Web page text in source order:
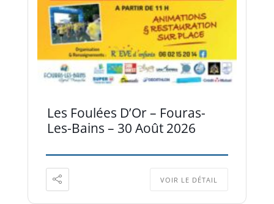
Les Foulées D’Or – Fouras-
Les-Bains – 30 Août 2026
VOIR LE DÉTAIL